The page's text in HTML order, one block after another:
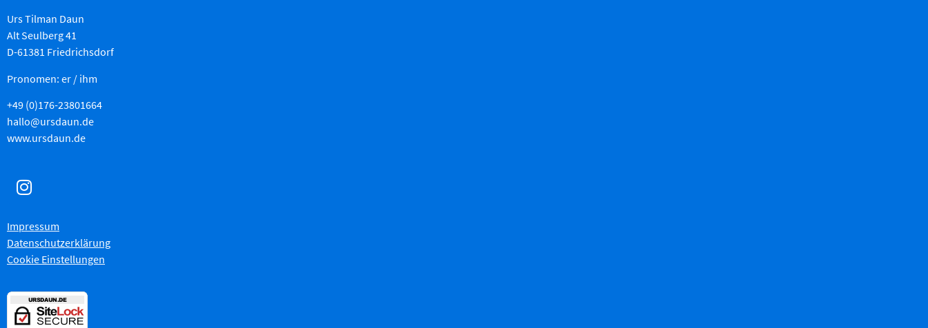
Urs Tilman Daun
Alt Seulberg 41
D-61381 Friedrichsdorf
Pronomen: er / ihm
+49 (0)176-23801664
hallo@ursdaun.de
www.ursdaun.de
Impressum
Datenschutzerklärung
Cookie Einstellungen